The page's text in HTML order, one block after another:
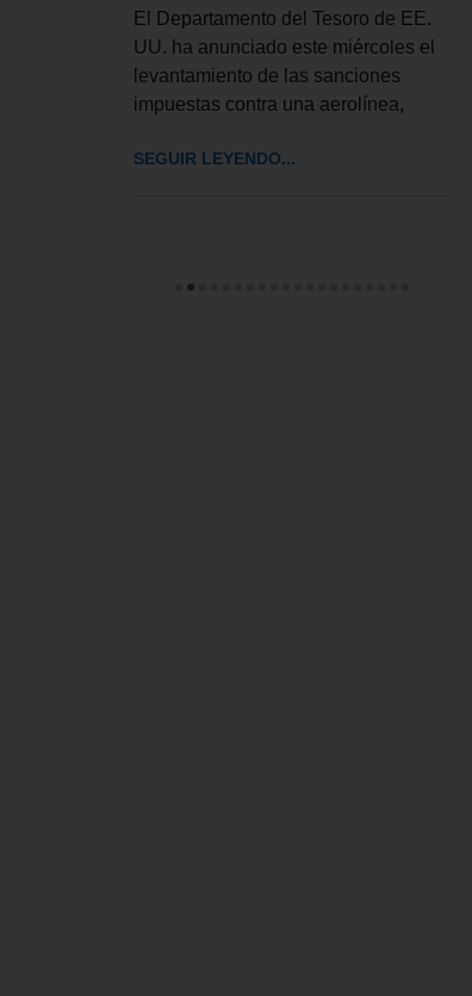
El Departamento del Tesoro de EE.
UU. ha anunciado este miércoles el
levantamiento de las sanciones
impuestas contra una aerolínea,
SEGUIR LEYENDO...